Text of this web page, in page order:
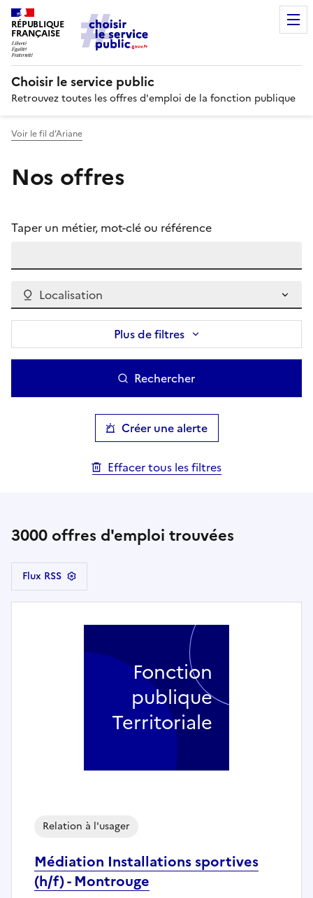
RÉPUBLIQUE
FRANÇAISE
Choisir le service public
Retrouvez toutes les offres d'emploi de la fonction publique
Voir le fil d’Ariane
Nos offres
Taper un métier, mot-clé ou référence
Localisation
Plus de filtres
Rechercher
Créer une alerte
Effacer tous les filtres
3000 offres d'emploi trouvées
Flux RSS
Médiation Installations sportives
(h/f) - Montrouge
Relation à l'usager
Fonction
publique
Territoriale